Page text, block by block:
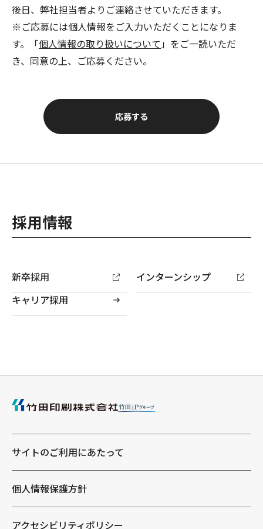
後日、弊社担当者よりご連絡させていただきます。
※ご応募には個人情報をご入力いただくことになりま
す。「個人情報の取り扱いについて」をご一読いただ
き、同意の上、ご応募ください。
応募する
採用情報
新卒採用
インターンシップ
キャリア採用
サイトのご利用にあたって
個人情報保護方針
アクセシビリティポリシー